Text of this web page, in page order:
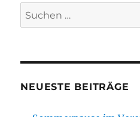
Suchen
nach:
NEUESTE BEITRÄGE